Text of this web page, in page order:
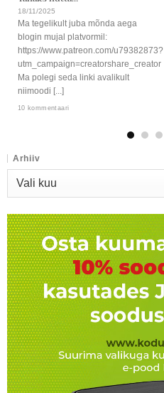
18/11/2025
Ma tegelikult juba mõnda aega
blogin mujal platvormil:
https://www.patreon.com/u79382873?
utm_campaign=creatorshare_creator
Ma polegi seda linki avalikult
niimoodi [...]
10 kommentaari
Arhiiv
Arhiiv